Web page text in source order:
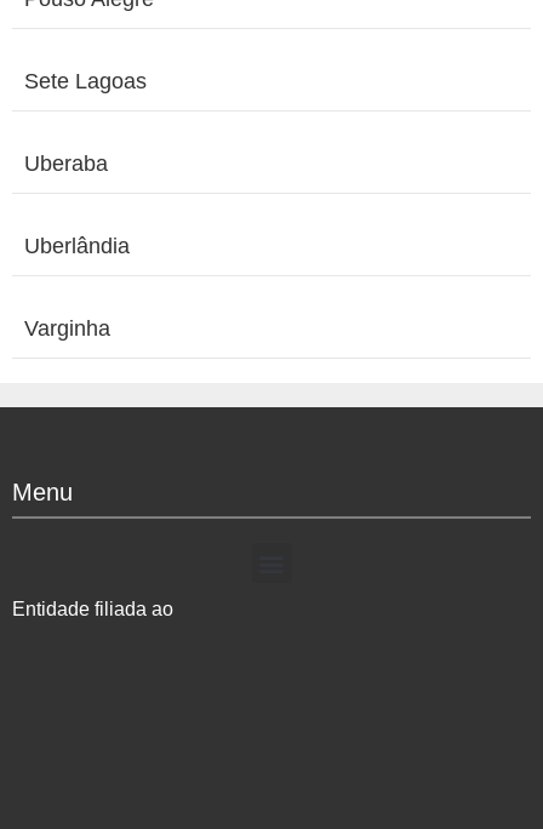
Sete Lagoas
Uberaba
Uberlândia
Varginha
Menu
Entidade filiada ao